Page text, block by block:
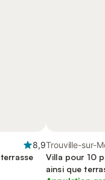
8,9Trouville-sur-
Villa pour 10
ainsi que